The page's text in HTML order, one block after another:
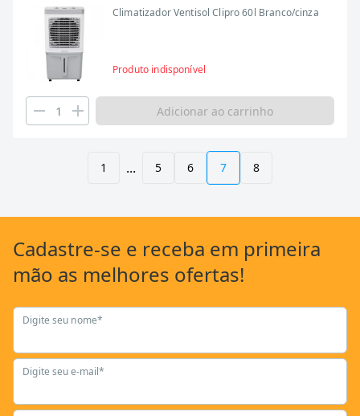
Climatizador Ventisol Clipro 60l Branco/cinza
Produto indisponível
Adicionar ao carrinho
1 ... 5 6 7 8
Cadastre-se e receba em primeira
mão as melhores ofertas!
Digite seu nome*
Digite seu e-mail*